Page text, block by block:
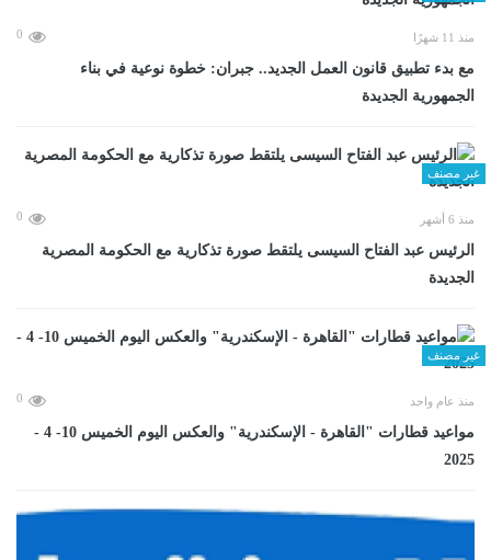
منذ 11 شهرًا 0
مع بدء تطبيق قانون العمل الجديد.. جبران: خطوة نوعية في بناء
الجمهورية الجديدة
غير مصنف
منذ 6 أشهر 0
الرئيس عبد الفتاح السيسى يلتقط صورة تذكارية مع الحكومة المصرية
الجديدة
غير مصنف
منذ عام واحد 0
مواعيد قطارات "القاهرة - الإسكندرية" والعكس اليوم الخميس 10- 4 -
2025